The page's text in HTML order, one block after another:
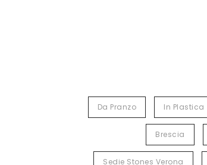
Da Pranzo In Plastica
Brescia
Sedie Stones Verona